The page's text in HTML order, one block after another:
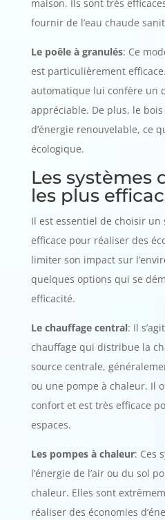
maison. Ils sont très
fournir de l’eau chaude
Le poêle à granulés: Ce
est particulièrement
automatique lui confère un
appréciable. De plus, le
d’énergie renouvelable, ce
écologique.
Les systèmes
les plus
Il est essentiel de choisir un
efficace pour réaliser des
limiter son impact sur
quelques options qui se
efficacité.
Le chauffage central: Il
chauffage qui distribue la
source centrale,
ou une pompe à chaleur. Il
confort et est très efficace
espaces.
Les pompes à chaleur: Ces
l’énergie de l’air ou du sol
chaleur. Elles sont
réaliser des économies